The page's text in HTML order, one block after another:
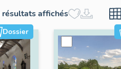
affichés
Dossier